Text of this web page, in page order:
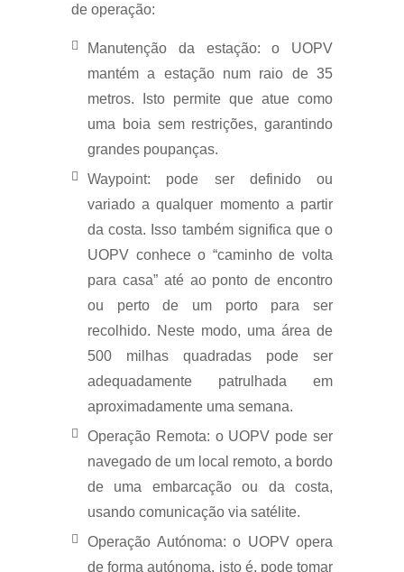
de operação:
Manutenção da estação: o UOPV
mantém a estação num raio de 35
metros. Isto permite que atue como
uma boia sem restrições, garantindo
grandes poupanças.
Waypoint: pode ser definido ou
variado a qualquer momento a partir
da costa. Isso também significa que o
UOPV conhece o “caminho de volta
para casa” até ao ponto de encontro
ou perto de um porto para ser
recolhido. Neste modo, uma área de
500 milhas quadradas pode ser
adequadamente patrulhada em
aproximadamente uma semana.
Operação Remota: o UOPV pode ser
navegado de um local remoto, a bordo
de uma embarcação ou da costa,
usando comunicação via satélite.
Operação Autónoma: o UOPV opera
de forma autónoma, isto é, pode tomar